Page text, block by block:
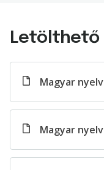
Letölthető
Magyar
Magyar